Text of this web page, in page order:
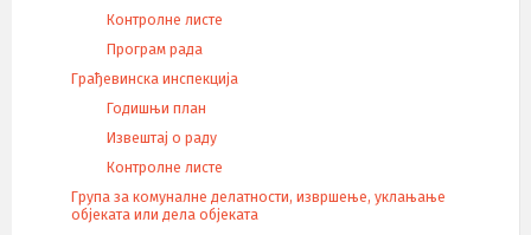
Контролне листе
Програм рада
Грађевинска инспекција
Годишњи план
Извештај о раду
Контролне листе
Група за комуналне делатности, извршење, уклањање
објеката или дела објеката